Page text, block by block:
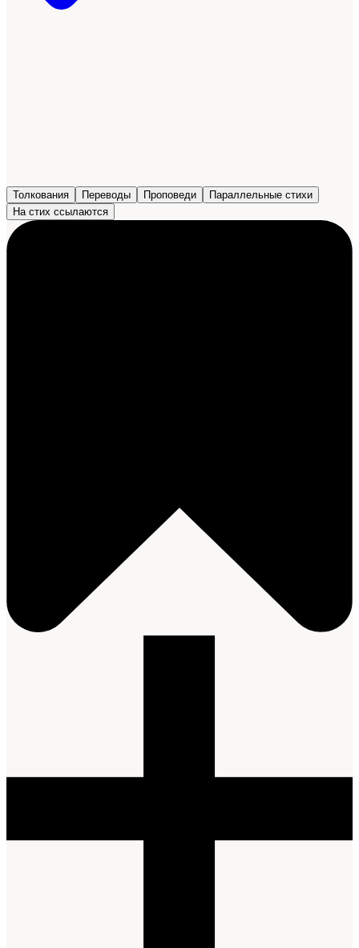
Толкования Переводы Проповеди
Параллельные стихи
На стих ссылаются